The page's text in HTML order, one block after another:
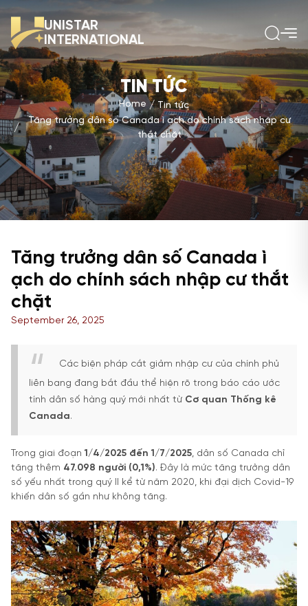
UNISTAR
INTERNATIONAL
TIN TỨC
Home
Tin tức
Tăng trưởng dân số Canada ì ạch do chính sách nhập cư
thắt chặt
Tăng trưởng dân số Canada ì
ạch do chính sách nhập cư thắt
chặt
September 26, 2025
Các biện pháp cắt giảm nhập cư của chính phủ
liên bang đang bắt đầu thể hiện rõ trong báo cáo ước
tính dân số hàng quý mới nhất từ Cơ quan Thống kê
Canada.
Trong giai đoạn1/4/2025 đến 1/7/2025, dân số Canada chỉ
tăng thêm 47.098 người (0,1%). Đây là mức tăng trưởng dân
số yếu nhất trong quý II kể từ năm 2020, khi đại dịch Covid-19
khiến dân số gần như không tăng.